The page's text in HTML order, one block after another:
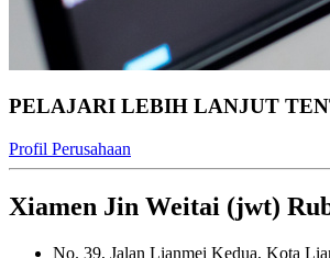
PELAJARI LEBIH LANJUT
Profil Perusahaan
Xiamen Jin Weitai (jwt)
No. 39, Jalan Lianmei Kedua, Kota